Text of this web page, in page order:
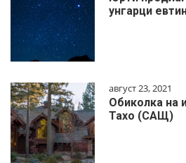
унгарци
август 23, 2021
Обиколка на
Тахо (САЩ)